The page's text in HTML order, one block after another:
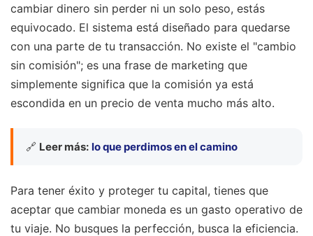
cambiar dinero sin perder ni un solo peso, estás
equivocado. El sistema está diseñado para quedarse
con una parte de tu transacción. No existe el "cambio
sin comisión"; es una frase de marketing que
simplemente significa que la comisión ya está
escondida en un precio de venta mucho más alto.
🔗 Leer más: lo que perdimos en el camino
Para tener éxito y proteger tu capital, tienes que
aceptar que cambiar moneda es un gasto operativo de
tu viaje. No busques la perfección, busca la eficiencia.